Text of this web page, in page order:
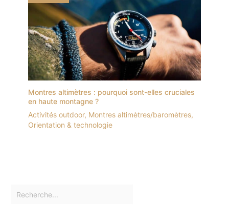
Montres altimètres : pourquoi sont-elles cruciales
en haute montagne ?
Activités outdoor, Montres altimètres/baromètres,
Orientation & technologie